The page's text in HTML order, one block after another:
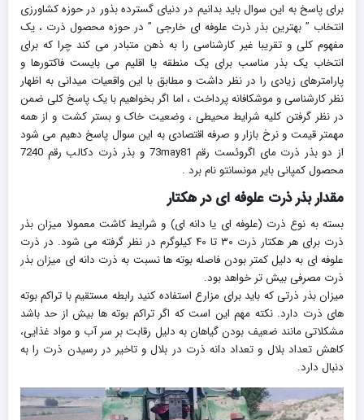
برای پاسخ به این سوال باید بدانیم در دنیای گسترده بذور در حوزه کشاورزی
انتخاب ” بهترین بذر ذرت علوفه ای خارجی ” در حوزه محصول ذرت ، یک
مفهوم کلی و تقریبا غیر کارشناسی را به ذهن متبادر می کند چرا که برای
انتخاب یک بذر مناسب برای یک منطقه یا اقلیم می بایست فاکتورها و
پارامترهای زیادی را در نظر داشت و مطابق با این واقعیات میدانی به اظهار
نظر کارشناسی و موشکافانه پرداخت ، اما اگر بخواهیم با یک پاسخ کلی ضمن
در نظر گرفتن کلیه شرایط محیطی ، وضعیت خاک و بستر کشت و از همه
مهمتر قیمت و نرخ بازار و صرفه اقتصادی به این سوال پاسخ دهیم می شود
از دو بذر ذرت مای اگروئست رقم 73may81 و بذر ذرت دکالب رقم 7240
محصول کمپانی بایر مونسانتو نام برد .
مقدار بذر ذرت علوفه ای در هکتار
بسته به نوع ذرت (علوفه ای یا دانه ای) و شرایط کاشت معمولا میزان بذر
ذرت برای هر هکتار ذرت ۳۰ تا ۴۰ کیلوگرم در نظر گرفته می شود. در ذرت
علوفه ای به دلیل کمتر بودن فاصله بوته ها نسبت به ذرت دانه ای میزان بذر
ذرت مصرفی بیش تر خواهد بود.
میزان بذر ذرتی که باید برای مزارع استفاده کنید رابطه مستقیم با تراکم بوته
های ذرت دارد. نکته مهم این است که اگر تراکم بوته ها بیش از حد باشد
مشکلاتی مانند ضعیف بودن گیاهان به دلیل رقابت بر سر آب و مواد غذایی،
کاهش تعداد بلال و تعداد دانه ذرت در بلال و تاخیر در رسیدن ذرت را به
دنبال دارد.